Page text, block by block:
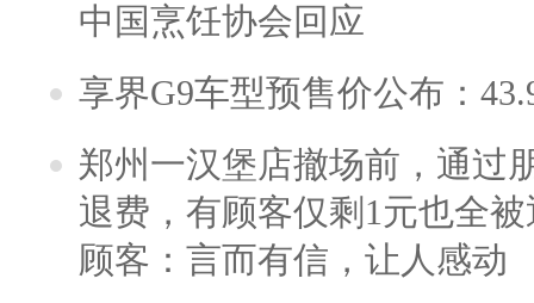
中国烹饪协会回应
享界G9车型预售价公布：
郑州一汉堡店撤场前，通过
退费，有顾客仅剩1元也全
顾客：言而有信，让人感动